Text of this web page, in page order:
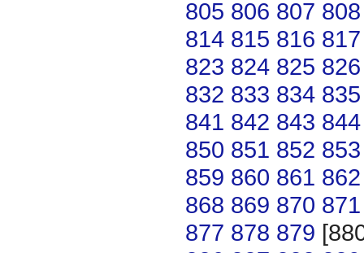
805 806 807 808
814 815 816 817
823 824 825 826
832 833 834 835
841 842 843 844
850 851 852 853
859 860 861 862
868 869 870 871
877 878 879